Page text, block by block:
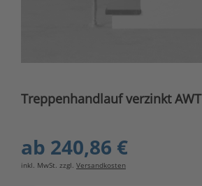
Treppenhandlauf verzinkt AWT
ab 240,86 €
inkl. MwSt. zzgl. Versandkosten